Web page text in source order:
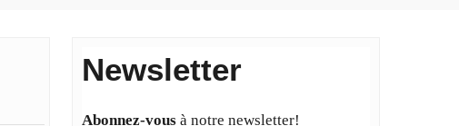
Newsletter
Abonnez-vousà notre newsletter!